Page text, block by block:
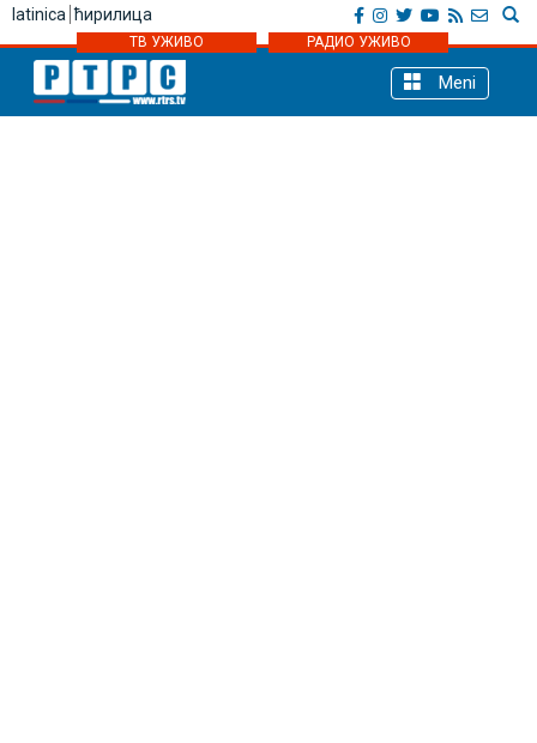
latinica ћирилица
ТВ УЖИВО РАДИО УЖИВО
Meni